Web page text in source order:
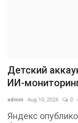
Детский
ИИ-
admin Aug 10, 2026 0
Яндекс